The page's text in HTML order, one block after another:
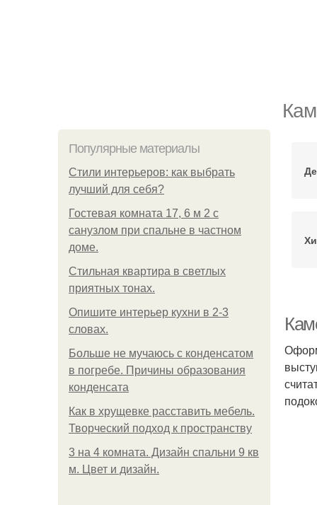
Популярные материалы
Стили интерьеров: как выбрать
лучший для себя?
Гостевая комната 17, 6 м 2 с
санузлом при спальне в частном
доме.
Стильная квартира в светлых
приятных тонах.
Опишите интерьер кухни в 2-3
словах.
Больше не мучаюсь с конденсатом
в погребе. Причины образования
конденсата
Как в хрущевке расставить мебель.
Творческий подход к пространству
3 на 4 комната. Дизайн спальни 9 кв
м. Цвет и дизайн.